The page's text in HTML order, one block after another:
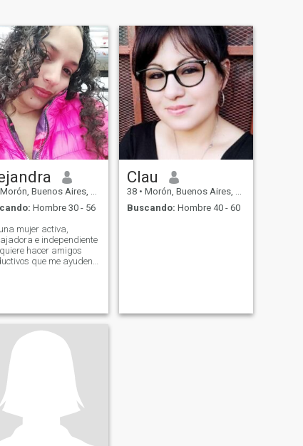
Morón, Buenos Aires, Argentina
Hombre 30 - 56
mujer activa,
e independiente
hacer amigos
que me ayuden
Clau
38 • Morón, Buenos Aires, Argentina
Buscando: Hombre 40 - 60